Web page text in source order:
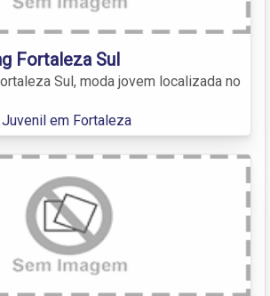
Fortaleza Sul
Sul, moda jovem localizada no
em Fortaleza